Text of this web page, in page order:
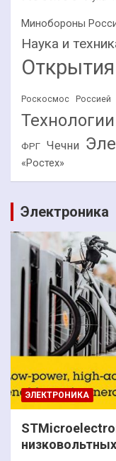
Минобороны
Наука и
Открытия
Роскосмос Россией
Технологии
ФРГ Чечни
«Ростех»
Электроника
ЭЛЕКТРОНИКА